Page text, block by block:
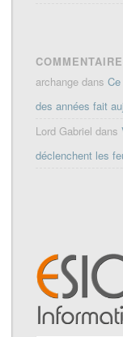
archange dans
des années fait
Lord Gabriel dans
déclenchent les